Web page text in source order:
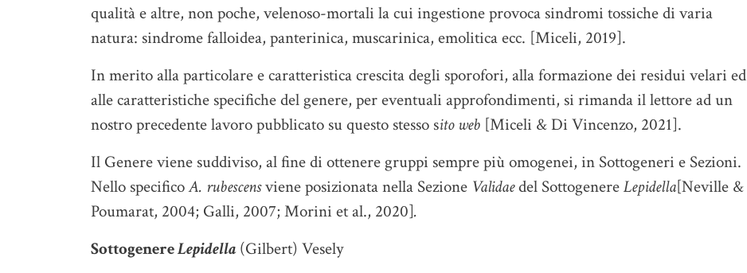
qualità e altre, non poche, velenoso-mortali la cui ingestione provoca sindromi tossiche di varia
natura: sindrome falloidea, panterinica, muscarinica, emolitica ecc. [Miceli, 2019].
In merito alla particolare e caratteristica crescita degli sporofori, alla formazione dei residui velari ed
alle caratteristiche specifiche del genere, per eventuali approfondimenti, si rimanda il lettore ad un
nostro precedente lavoro pubblicato su questo stesso sito web [Miceli & Di Vincenzo, 2021].
Il Genere viene suddiviso, al fine di ottenere gruppi sempre più omogenei, in Sottogeneri e Sezioni.
Nello specificoA. rubescensviene posizionata nella Sezione Validaedel SottogenereLepidella[Neville &
Poumarat, 2004; Galli, 2007; Morini et al., 2020].
SottogenereLepidella (Gilbert) Vesely